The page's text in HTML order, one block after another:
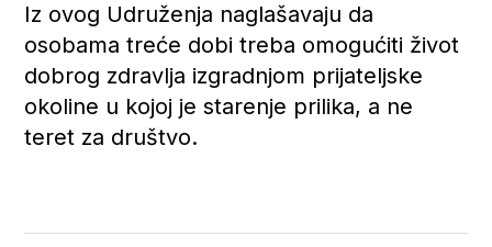
Iz ovog Udruženja naglašavaju da
osobama treće dobi treba omogućiti život
dobrog zdravlja izgradnjom prijateljske
okoline u kojoj je starenje prilika, a ne
teret za društvo.